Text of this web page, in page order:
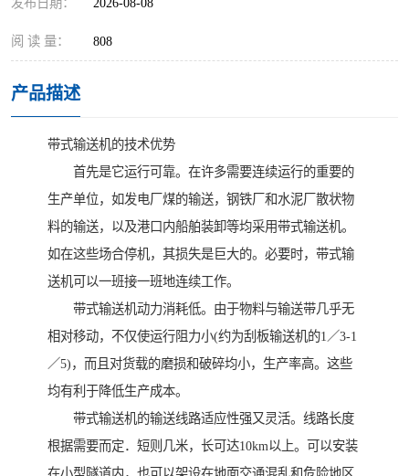
阅 读 量： 808
产品描述
带式输送机的技术优势
首先是它运行可靠。在许多需要连续运行的重要的
生产单位，如发电厂煤的输送，钢铁厂和水泥厂散状物
料的输送，以及港口内船舶装卸等均采用带式输送机。
如在这些场合停机，其损失是巨大的。必要时，带式输
送机可以一班接一班地连续工作。
带式输送机动力消耗低。由于物料与输送带几乎无
相对移动，不仅使运行阻力小(约为刮板输送机的1／3-1
／5)，而且对货载的磨损和破碎均小，生产率高。这些
均有利于降低生产成本。
带式输送机的输送线路适应性强又灵活。线路长度
根据需要而定．短则几米，长可达10km以上。可以安装